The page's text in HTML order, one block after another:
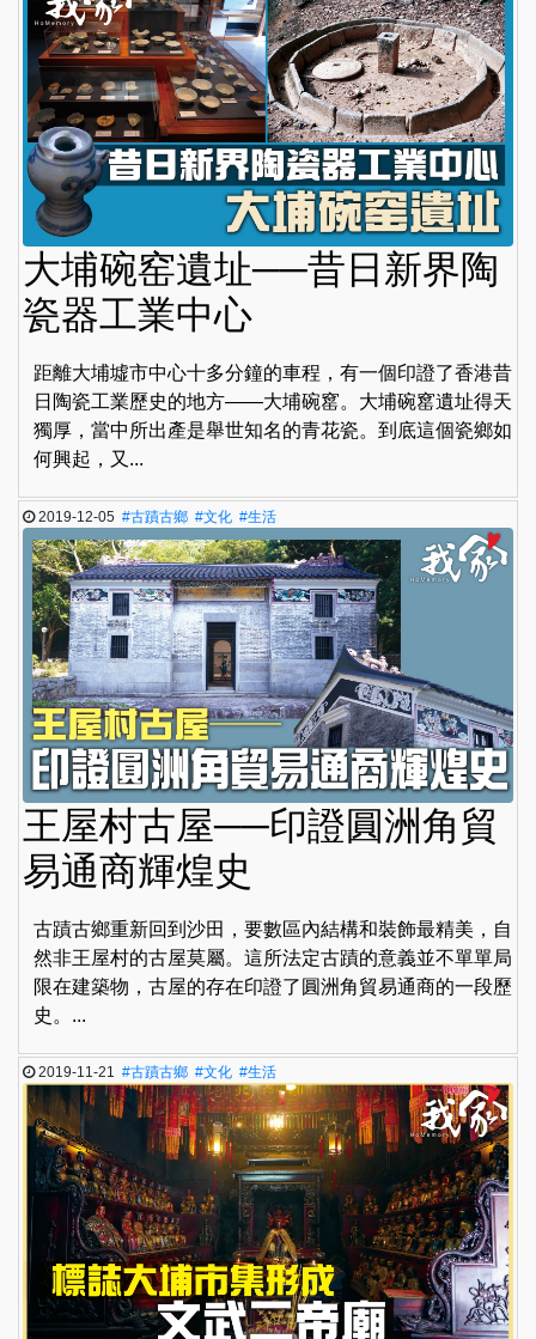
大埔碗窑遺址──昔日新界陶
瓷器工業中心
距離大埔墟市中心十多分鐘的車程，有一個印證了香港昔
日陶瓷工業歷史的地方——大埔碗窰。大埔碗窰遺址得天
獨厚，當中所出產是舉世知名的青花瓷。到底這個瓷鄉如
何興起，又...
2019-12-05#古蹟古鄉 #文化 #生活
王屋村古屋──印證圓洲角貿
易通商輝煌史
古蹟古鄉重新回到沙田，要數區內結構和裝飾最精美，自
然非王屋村的古屋莫屬。這所法定古蹟的意義並不單單局
限在建築物，古屋的存在印證了圓洲角貿易通商的一段歷
史。...
2019-11-21#古蹟古鄉 #文化 #生活